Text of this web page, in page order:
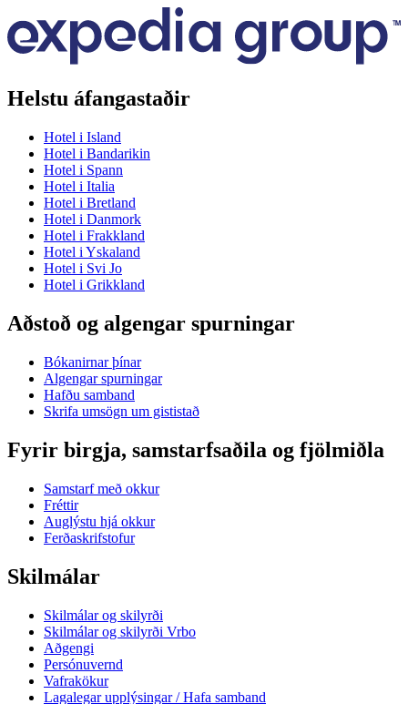
Helstu áfangastaðir
Hotel i Island
Hotel i Bandarikin
Hotel i Spann
Hotel i Italia
Hotel i Bretland
Hotel i Danmork
Hotel i Frakkland
Hotel i Yskaland
Hotel i Svi Jo
Hotel i Grikkland
Aðstoð og algengar spurningar
Bókanirnar þínar
Algengar spurningar
Hafðu samband
Skrifa umsögn um gististað
Fyrir birgja, samstarfsaðila og fjölmiðla
Samstarf með okkur
Fréttir
Auglýstu hjá okkur
Ferðaskrifstofur
Skilmálar
Skilmálar og skilyrði
Skilmálar og skilyrði Vrbo
Aðgengi
Persónuvernd
Vafrakökur
Lagalegar upplýsingar / Hafa samband